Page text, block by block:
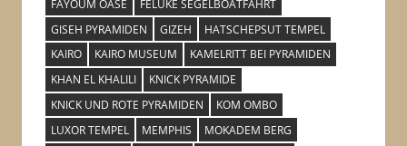
FAYOUM OASE
FELUKE SEGELBOATFAHRT
GISEH PYRAMIDEN
GIZEH
HATSCHEPSUT TEMPEL
KAIRO
KAIRO MUSEUM
KAMELRITT BEI PYRAMIDEN
KHAN EL KHALILI
KNICK PYRAMIDE
KNICK UND ROTE PYRAMIDEN
KOM OMBO
LUXOR TEMPEL
MEMPHIS
MOKADEM BERG